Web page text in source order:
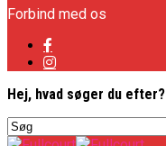
Forbind med os
Hej, hvad søger du efter?